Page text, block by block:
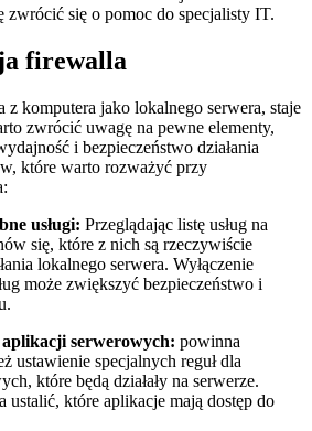
​zwrócić się o pomoc do specjalisty IT.
firewalla
komputera jako lokalnego serwera, staje
zwrócić uwagę na​ pewne elementy,⁤
i bezpieczeństwo działania
które ‌warto rozważyć przy
usługi: Przeglądając listę⁢ usług na
się, które z nich są rzeczywiście
lokalnego serwera. Wyłączenie
może zwiększyć bezpieczeństwo i
aplikacji serwerowych: powinna⁣
ustawienie specjalnych reguł dla
‌które⁤ będą działały ‍na⁢ serwerze.
ustalić, które ⁣aplikacje mają dostęp do